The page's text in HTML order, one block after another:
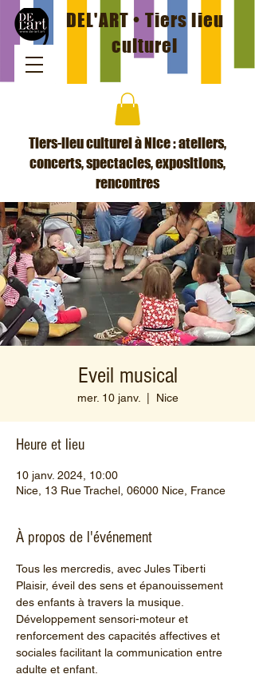
DEL'ART • Tiers lieu
culturel
Tiers-lieu culturel à Nice : ateliers,
concerts, spectacles, expositions,
rencontres
Eveil musical
mer. 10 janv. Nice
Heure et lieu
10 janv. 2024, 10:00
Nice, 13 Rue Trachel, 06000 Nice, France
À propos de l'événement
Tous les mercredis, avec Jules Tiberti
Plaisir, éveil des sens et épanouissement
des enfants à travers la musique.
Développement sensori-moteur et
renforcement des capacités affectives et
sociales facilitant la communication entre
adulte et enfant.